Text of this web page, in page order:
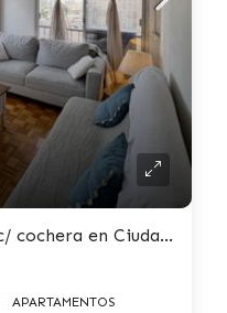
Apartamento en alquiler c/ cochera en Ciudad Vieja
APARTAMENTOS